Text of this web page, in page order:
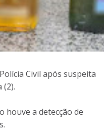
Civil após suspeita
houve a detecção de